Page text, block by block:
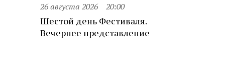
26 августа 2026 20:00
Шестой день Фестиваля.
Вечернее представление